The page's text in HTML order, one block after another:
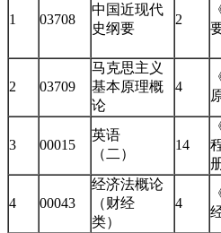
1 03708
中国近现代
史纲要
2
2 03709
马克思主义
基本原理概
论
4
3 00015
英语
（二）
14
4 00043
经济法概论
（财经
类）
4